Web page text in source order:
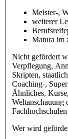
Meister-,
weiterer
Matura im
Nicht gefördert
Verpflegung,
Skripten,
Coaching-,
Ähnliches,
Weltanschauung
Wer wird